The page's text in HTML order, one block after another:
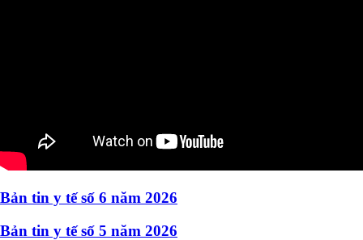
Bản tin y tế số 6 năm 2026
Bản tin y tế số 5 năm 2026